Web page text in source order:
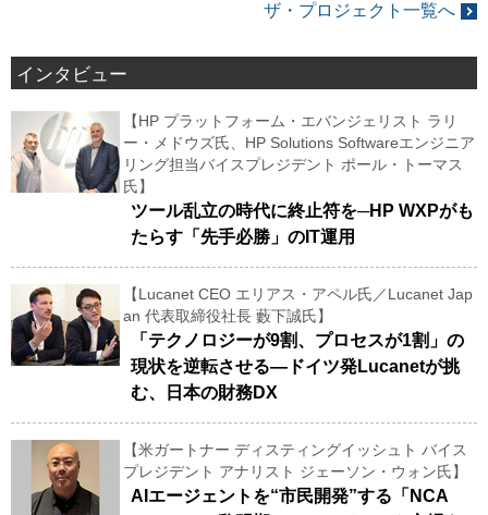
ザ・プロジェクト一覧へ
インタビュー
【HP プラットフォーム・エバンジェリスト ラリ
ー・メドウズ氏、HP Solutions Softwareエンジニア
リング担当バイスプレジデント ポール・トーマス
氏】
ツール乱立の時代に終止符を─HP WXPがも
たらす「先手必勝」のIT運用
【Lucanet CEO エリアス・アペル氏／Lucanet Jap
an 代表取締役社長 藪下誠氏】
「テクノロジーが9割、プロセスが1割」の
現状を逆転させる―ドイツ発Lucanetが挑
む、日本の財務DX
【米ガートナー ディスティングイッシュト バイス
プレジデント アナリスト ジェーソン・ウォン氏】
AIエージェントを“市民開発”する「NCA